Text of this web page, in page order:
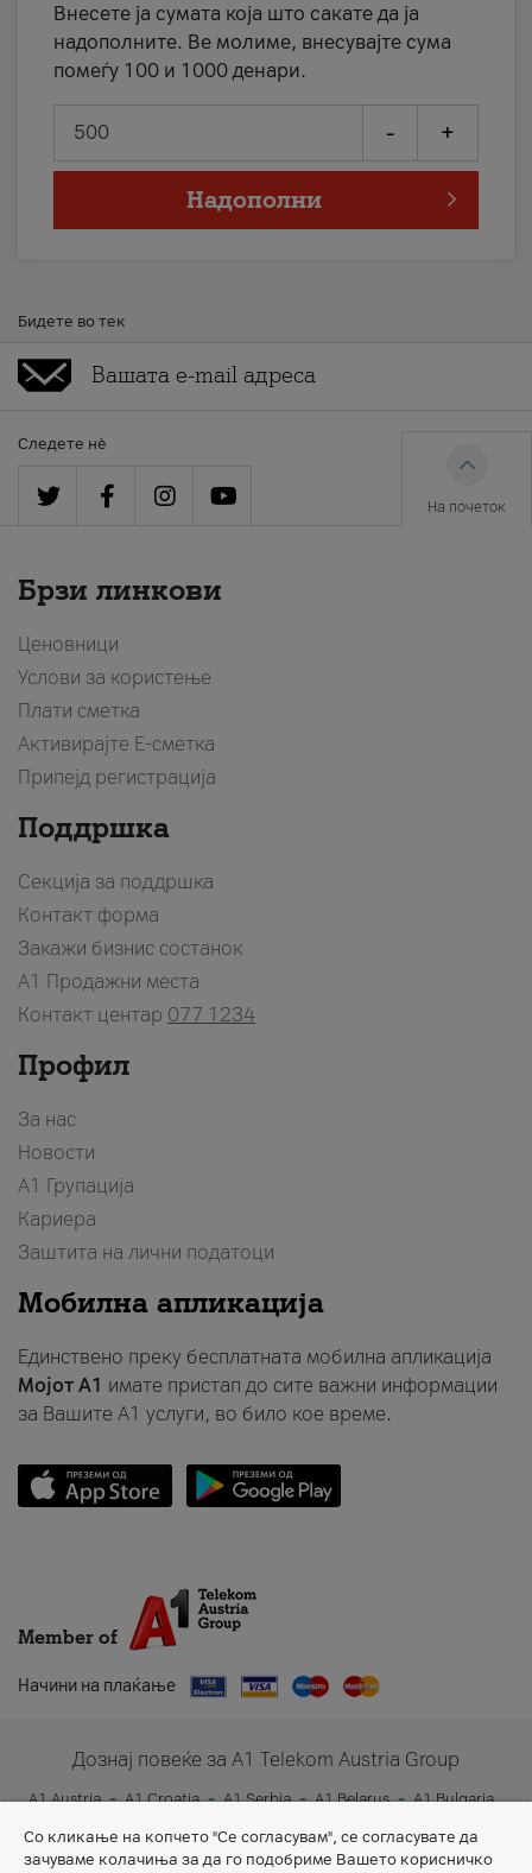
Внесете ја сумата која што сакате да ја
надополните. Ве молиме, внесувајте сума
помеѓу 100 и 1000 денари.
- +
Надополни
Бидете во тек
Следете нè
На почеток
Брзи линкови
Ценовници
Услови за користење
Плати сметка
Активирајте Е-сметка
Припејд регистрација
Поддршка
Секција за поддршка
Контакт форма
Закажи бизнис состанок
A1 Продажни места
Контакт центар 077 1234
Профил
За нас
Новости
А1 Групација
Кариера
Заштита на лични податоци
Мобилна апликација
Единствено преку бесплатната мобилна апликација
Мојот A1 имате пристап до сите важни информации
за Вашите A1 услуги, во било кое време.
Member of
Начини на плаќање
Дознај повеќе за A1 Telekom Austria Group
A1 Austria A1 Croatia A1 Serbia A1 Belarus
A1 Bulgaria
A1 Slovenia
A1 Digital
Со кликање на копчето "Се согласувам", се согласувате да
зачуваме колачиња за да го подобриме Вашето корисничко